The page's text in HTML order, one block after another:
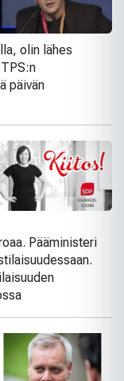
olin lähes
päivän
Pääministeri